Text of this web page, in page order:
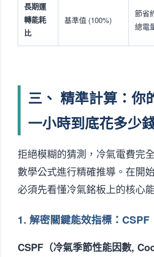
長期運
轉能耗
比
基準值 (100%)
節省
總電
三、 精準計算：你
一小時到底花多少
拒絕模糊的猜測，冷氣電費完
數學公式進行精確推導。在開
必須先看懂冷氣銘板上的核心
1. 解密關鍵能效指標：CSPF
CSPF（冷氣季節性能因數,